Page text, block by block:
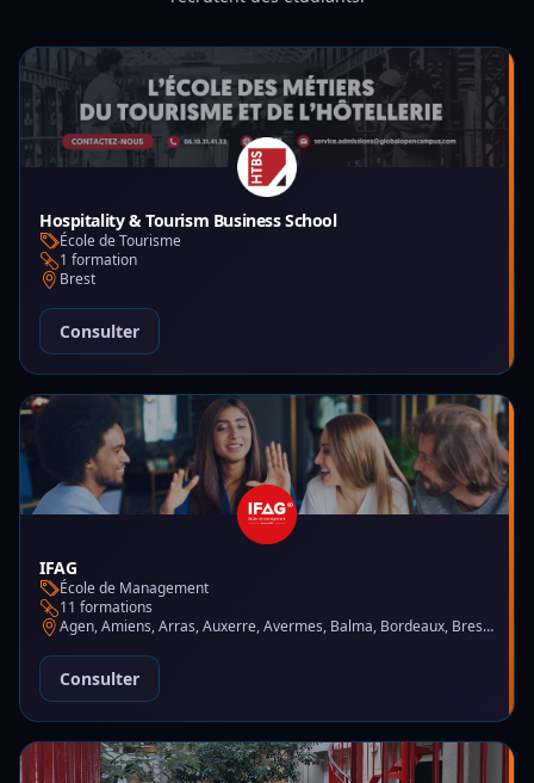
Hospitality & Tourism Business School
École de Tourisme
1 formation
Brest
Consulter
IFAG
École de Management
11 formations
Agen, Amiens, Arras, Auxerre, Avermes, Balma, Bordeaux, Brest, Charleville-Mézières, Chartres, Courbevoie, Dijon, Gap, La Garde, Le Mans, Lille, Lyon, Mont-de-Marsan, Montluçon, Montpellier, Mulhouse, Nantes, Puteaux, Reims, Rennes, Trélazé
Consulter